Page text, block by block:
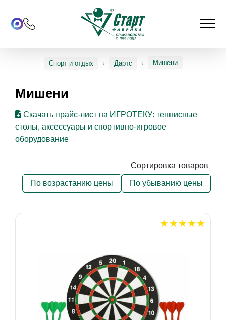
Спорт и отдых Дартс Мишени
Мишени
Скачать прайс-лист на ИГРОТЕКУ: теннисные
столы, аксессуары и спортивно-игровое
оборудование
Сортировка товаров
По возрастанию цены По убыванию цены